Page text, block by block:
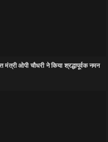
मंत्री ओपी चौधरी ने किया श्रद्धापूर्वक नमन